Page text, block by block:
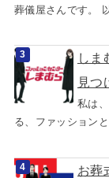
葬儀屋さんです。
しま
見つ
私は
る、ファッション
お葬